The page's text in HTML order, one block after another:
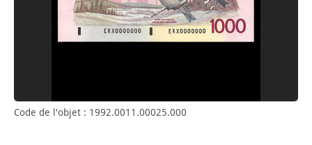
Code de l'objet : 1992.0011.00025.000